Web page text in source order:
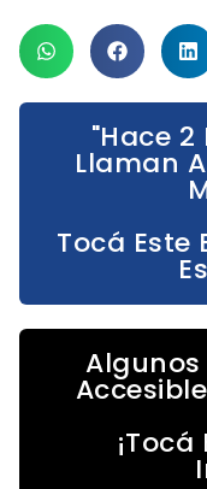
"Hace 2
Llaman
Tocá Este
Algunos